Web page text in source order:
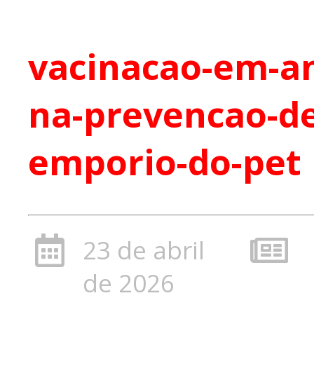
vacinacao-em-
na-prevencao-
emporio-do-pet
23 de abril
de 2026